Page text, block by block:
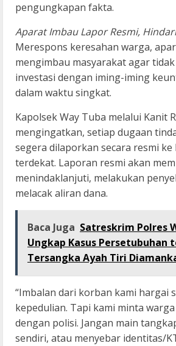
pengungkapan fakta.
Aparat Imbau Lapor Resmi,
Merespons keresahan warga,
mengimbau masyarakat agar
investasi dengan iming-iming
dalam waktu singkat.
Kapolsek Way Tuba melalui Kanit
mengingatkan, setiap dugaan
segera dilaporkan secara resmi
terdekat. Laporan resmi akan
menindaklanjuti, melakukan
melacak aliran dana.
Baca Juga Satreskrim Polres
Ungkap Kasus Persetubuhan
Tersangka Ayah Tiri
“Imbalan dari korban kami hargai
kepedulian. Tapi kami minta
dengan polisi. Jangan main
sendiri, atau menyebar identitas/